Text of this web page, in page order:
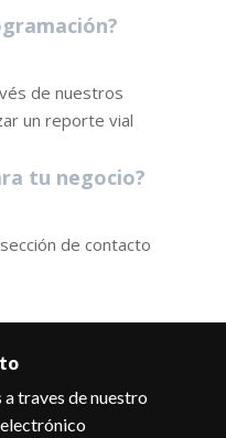
de nuestros
un reporte vial
tu negocio?
de contacto
traves de nuestro